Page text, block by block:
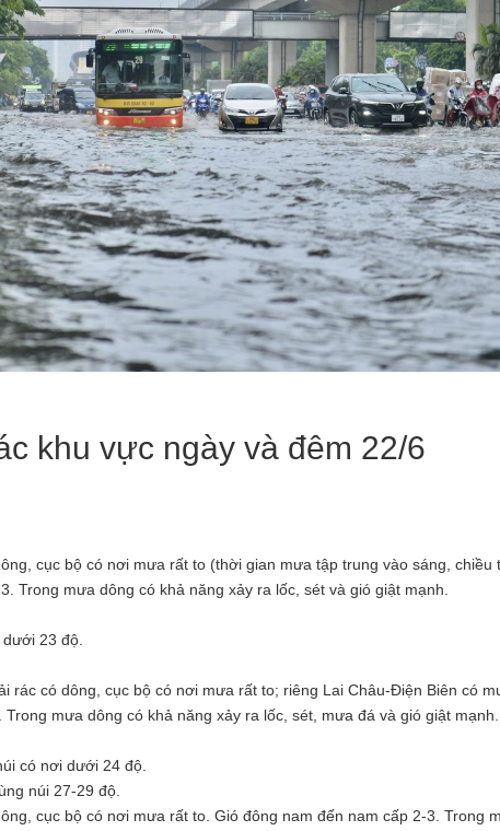
khu vực ngày và đêm 22/6
cục bộ có nơi mưa rất to (thời gian mưa tập trung vào sáng, chiều
Trong mưa dông có khả năng xảy ra lốc, sét và gió giật mạnh.
23 độ.
rác có dông, cục bộ có nơi mưa rất to; riêng Lai Châu-Điện Biên có
mưa dông có khả năng xảy ra lốc, sét, mưa đá và gió giật mạnh.
có nơi dưới 24 độ.
núi 27-29 độ.
cục bộ có nơi mưa rất to. Gió đông nam đến nam cấp 2-3. Trong